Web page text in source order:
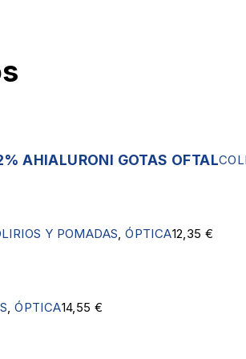
AHIALURONI GOTAS OFTAL
Y POMADAS,ÓPTICA12,35€
,ÓPTICA14,55€